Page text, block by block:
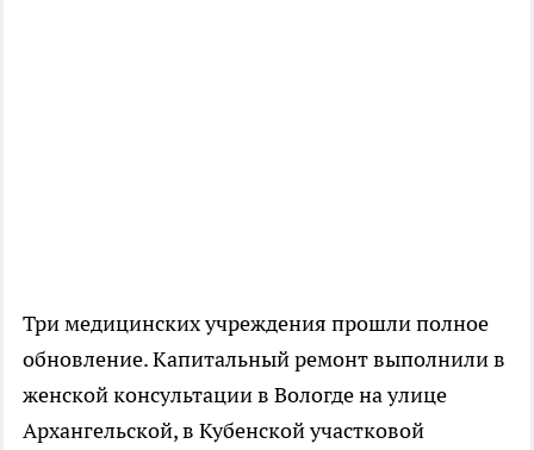
Три медицинских учреждения прошли полное
обновление. Капитальный ремонт выполнили в
женской консультации в Вологде на улице
Архангельской, в Кубенской участковой